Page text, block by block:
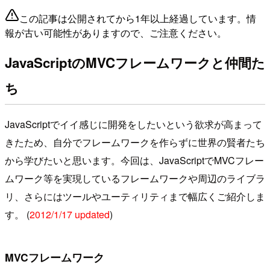
この記事は公開されてから1年以上経過しています。情
報が古い可能性がありますので、ご注意ください。
JavaScriptのMVCフレームワークと仲間た
ち
JavaScriptでイイ感じに開発をしたいという欲求が高まって
きたため、自分でフレームワークを作らずに世界の賢者たち
から学びたいと思います。今回は、JavaScriptでMVCフレー
ムワーク等を実現しているフレームワークや周辺のライブラ
リ、さらにはツールやユーティリティまで幅広くご紹介しま
す。 (2012/1/17 updated)
MVCフレームワーク